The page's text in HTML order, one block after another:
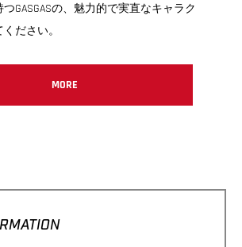
GASGASの、魅力的で実直なキャラク
ださい。
MORE